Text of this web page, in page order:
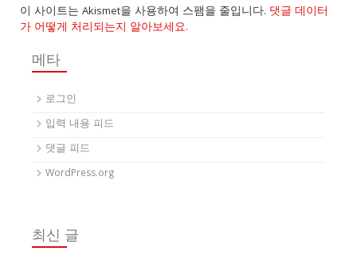
이 사이트는 Akismet을 사용하여 스팸을 줄입니다. 댓글 데이터
가 어떻게 처리되는지 알아보세요.
메타
로그인
입력 내용 피드
댓글 피드
WordPress.org
최신 글